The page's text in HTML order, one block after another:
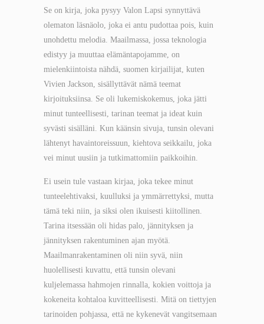
Se on kirja, joka pysyy Valon Lapsi synnyttävä
olematon läsnäolo, joka ei antu pudottaa pois, kuin
unohdettu melodia. Maailmassa, jossa teknologia
edistyy ja muuttaa elämäntapojamme, on
mielenkiintoista nähdä, suomen kirjailijat, kuten
Vivien Jackson, sisällyttävät nämä teemat
kirjoituksiinsa. Se oli lukemiskokemus, joka jätti
minut tunteellisesti, tarinan teemat ja ideat kuin
syvästi sisälläni. Kun käänsin sivuja, tunsin olevani
lähtenyt havaintoreissuun, kiehtova seikkailu, joka
vei minut uusiin ja tutkimattomiin paikkoihin.
Ei usein tule vastaan kirjaa, joka tekee minut
tunteelehtivaksi, kuulluksi ja ymmärrettyksi, mutta
tämä teki niin, ja siksi olen ikuisesti kiitollinen.
Tarina itsessään oli hidas palo, jännityksen ja
jännityksen rakentuminen ajan myötä.
Maailmanrakentaminen oli niin syvä, niin
huolellisesti kuvattu, että tunsin olevani
kuljelemassa hahmojen rinnalla, kokien voittoja ja
kokeneita kohtaloa kuvitteellisesti. Mitä on tiettyjen
tarinoiden pohjassa, että ne kykenevät vangitsemaan